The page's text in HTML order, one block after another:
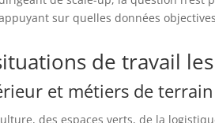
sur quelles données
de travail
et métiers de terrain
des espaces verts, de la